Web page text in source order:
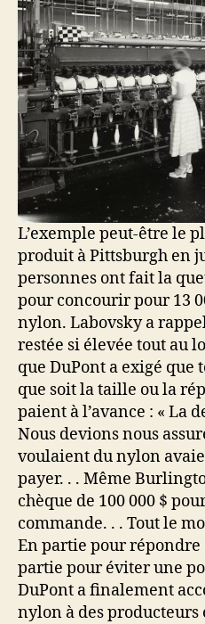
L’exemple peut-être le
produit à Pittsburgh en
personnes ont fait la
pour concourir pour 13
nylon. Labovsky a
restée si élevée tout au
que DuPont a exigé que
que soit la taille ou la
paient à l’avance : « La
Nous devions nous
voulaient du nylon
payer. . . Même
chèque de 100 000 $
commande. . . Tout le
En partie pour répondre
partie pour éviter une
DuPont a finalement
nylon à des producteurs